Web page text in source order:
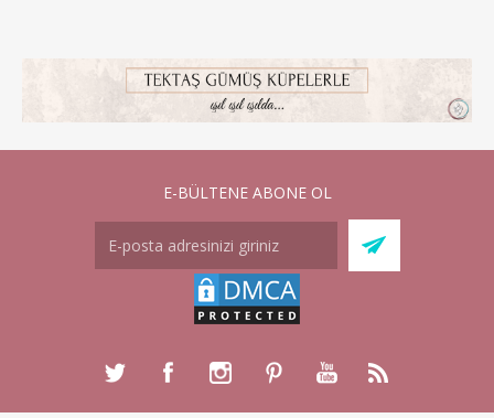
E-BÜLTENE ABONE OL